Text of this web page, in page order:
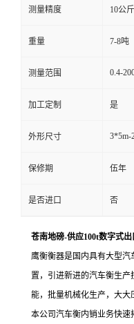
测量精度 10公斤
重量 7-8吨
测量范围 0.4-
加工定制 是
外形尺寸 3*5m-
保修期 伍年
是否进口 否
苍南地磅-供应100t数字式
鹰衡衡器是国内具有大型
置，引进新进的汽车衡生产
能，批量机械化生产，大
本公司汽车衡内销业务快